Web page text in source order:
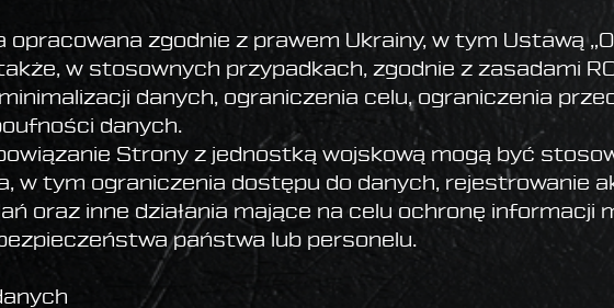
opracowana zgodnie z prawem Ukrainy, w tym Ustawą
w stosownych przypadkach, zgodnie z zasadami
danych, ograniczenia celu, ograniczenia
danych.
Strony z jednostką wojskową mogą być
w tym ograniczenia dostępu do danych, rejestrowanie
oraz inne działania mające na celu ochronę informacji
państwa lub personelu.